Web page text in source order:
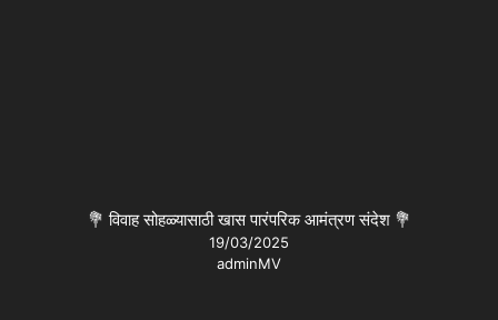
💐 विवाह सोहळ्यासाठी खास पारंपरिक आमंत्रण संदेश 💐
19/03/2025
adminMV